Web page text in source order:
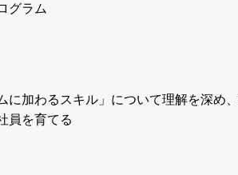
グラム
に加わるスキル」について理解を深め
員を育てる